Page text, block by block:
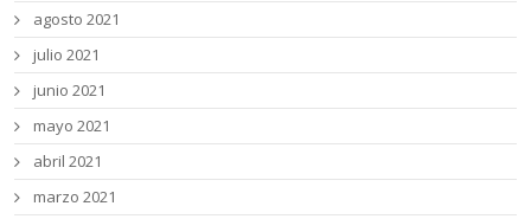
agosto 2021
julio 2021
junio 2021
mayo 2021
abril 2021
marzo 2021